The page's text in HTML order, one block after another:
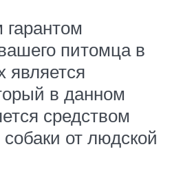
питомца в
является
в данном
средством
от людской